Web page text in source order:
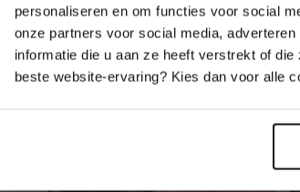
personaliseren en om functies voor social
onze partners voor social media,
informatie die u aan ze heeft verstrekt of
beste website-ervaring? Kies dan voor alle